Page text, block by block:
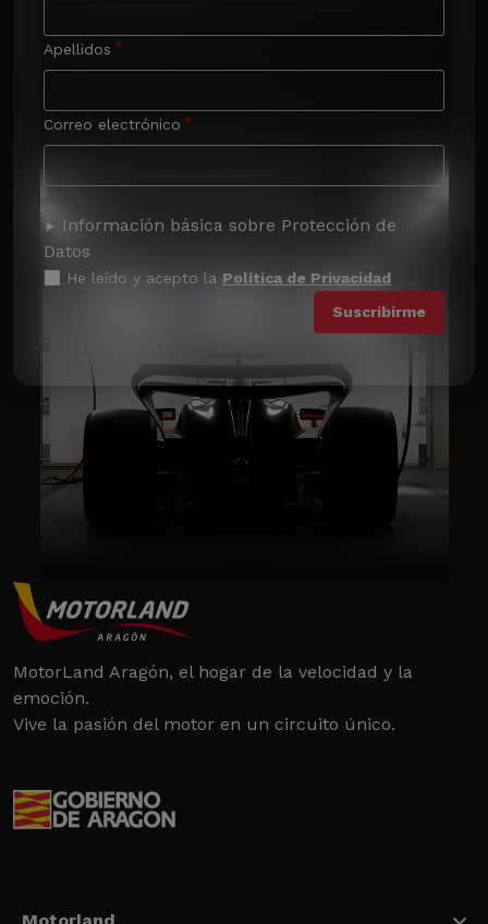
Apellidos
Correo electrónico
Información básica sobre Protección de
Datos
He leído y acepto la Política de Privacidad
MotorLand Aragón, el hogar de la velocidad y la
emoción.
Vive la pasión del motor en un circuito único.
Motorland